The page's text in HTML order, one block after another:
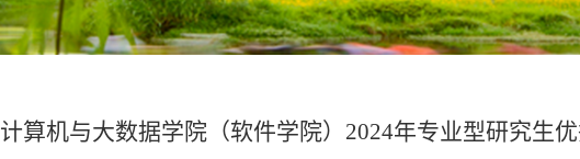
计算机与大数据学院（软件学院）2024年专业型研究生